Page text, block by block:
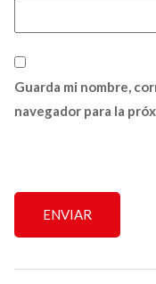
Guarda mi nombre,
navegador para la